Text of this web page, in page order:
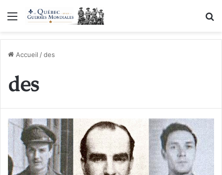
Menu
Accueil /des
des